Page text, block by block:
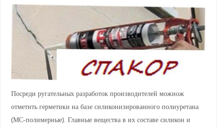
Посреди ругательных разработок производителей можнож
отметить герметики на базе силиконизированного полиуретана
(МС-полимерные). Главные вещества в их составе силикон и